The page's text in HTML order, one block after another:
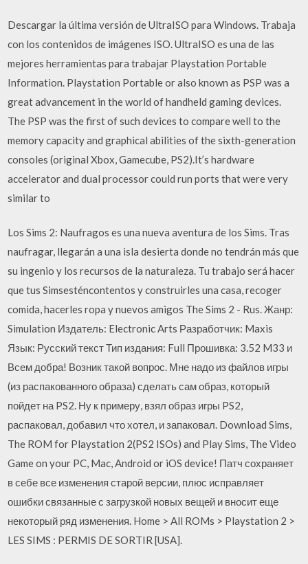
Descargar la última versión de UltraISO para Windows. Trabaja
con los contenidos de imágenes ISO. UltraISO es una de las
mejores herramientas para trabajar Playstation Portable
Information. Playstation Portable or also known as PSP was a
great advancement in the world of handheld gaming devices.
The PSP was the first of such devices to compare well to the
memory capacity and graphical abilities of the sixth-generation
consoles (original Xbox, Gamecube, PS2).It’s hardware
accelerator and dual processor could run ports that were very
similar to
Los Sims 2: Naufragos es una nueva aventura de los Sims. Tras
naufragar, llegarán a una isla desierta donde no tendrán más que
su ingenio y los recursos de la naturaleza. Tu trabajo será hacer
que tus Simsesténcontentos y construirles una casa, recoger
comida, hacerles ropa y nuevos amigos The Sims 2 - Rus. Жанр:
Simulation Издатель: Electronic Arts Разработчик: Maxis
Язык: Русский текст Тип издания: Full Прошивка: 3.52 M33 и
Всем добра! Возник такой вопрос. Мне надо из файлов игры
(из распакованного образа) сделать сам образ, который
пойдет на PS2. Ну к примеру, взял образ игры PS2,
распаковал, добавил что хотел, и запаковал. Download Sims,
The ROM for Playstation 2(PS2 ISOs) and Play Sims, The Video
Game on your PC, Mac, Android or iOS device! Патч сохраняет
в себе все изменения старой версии, плюс исправляет
ошибки связанные с загрузкой новых вещей и вносит еще
некоторый ряд изменения. Home > All ROMs > Playstation 2 >
LES SIMS : PERMIS DE SORTIR [USA].